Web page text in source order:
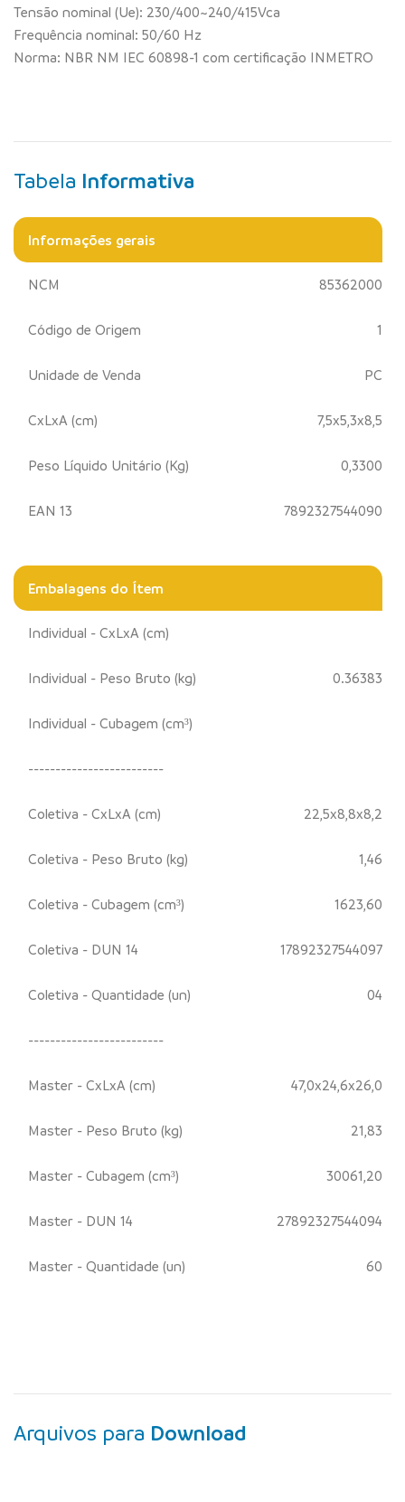
Tensão nominal (Ue): 230/400~240/415Vca
Frequência nominal: 50/60 Hz
Norma: NBR NM IEC 60898-1 com certificação INMETRO
Tabela Informativa
Informações gerais
NCM 85362000
Código de Origem 1
Unidade de Venda PC
CxLxA (cm) 7,5x5,3x8,5
Peso Líquido Unitário (Kg) 0,3300
EAN 13 7892327544090
Embalagens do Ítem
Individual - CxLxA (cm)
Individual - Peso Bruto (kg) 0.36383
Individual - Cubagem (cm³)
-------------------------
Coletiva - CxLxA (cm) 22,5x8,8x8,2
Coletiva - Peso Bruto (kg) 1,46
Coletiva - Cubagem (cm³) 1623,60
Coletiva - DUN 14 17892327544097
Coletiva - Quantidade (un) 04
-------------------------
Master - CxLxA (cm) 47,0x24,6x26,0
Master - Peso Bruto (kg) 21,83
Master - Cubagem (cm³) 30061,20
Master - DUN 14 27892327544094
Master - Quantidade (un) 60
Arquivos para Download